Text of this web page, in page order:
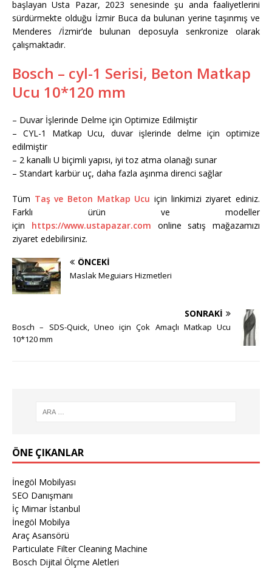
başlayan Usta Pazar, 2023 senesinde şu anda faaliyetlerini
sürdürmekte olduğu İzmir Buca da bulunan yerine taşınmış ve
Menderes /İzmir’de bulunan deposuyla senkronize olarak
çalışmaktadır.
Bosch – cyl-1 Serisi, Beton Matkap
Ucu 10*120 mm
– Duvar İşlerinde Delme için Optimize Edilmiştir
– CYL-1 Matkap Ucu, duvar işlerinde delme için optimize
edilmiştir
– 2 kanallı U biçimli yapısı, iyi toz atma olanağı sunar
– Standart karbür uç, daha fazla aşınma direnci sağlar
Tüm Taş ve Beton Matkap Ucu için linkimizi ziyaret ediniz.
Farklı ürün ve modeller
için https://www.ustapazar.com online satış mağazamızı
ziyaret edebilirsiniz.
ÖNCEKI
Maslak Meguiars Hizmetleri
SONRAKI
Bosch – SDS-Quick, Uneo için Çok Amaçlı Matkap Ucu
10*120 mm
ÖNE ÇIKANLAR
İnegöl Mobilyası
SEO Danışmanı
İç Mimar İstanbul
İnegöl Mobilya
Araç Asansörü
Particulate Filter Cleaning Machine
Bosch Dijital Ölçme Aletleri